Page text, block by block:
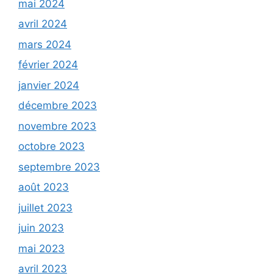
mai 2024
avril 2024
mars 2024
février 2024
janvier 2024
décembre 2023
novembre 2023
octobre 2023
septembre 2023
août 2023
juillet 2023
juin 2023
mai 2023
avril 2023